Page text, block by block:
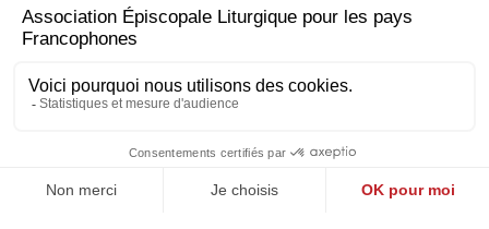
alors que les prêtres seulement ont le droit d’en
manger. »
Il leur disait encore :
« Le Fils de l’homme est maître du sabbat. »
– Acclamons la Parole de Dieu.